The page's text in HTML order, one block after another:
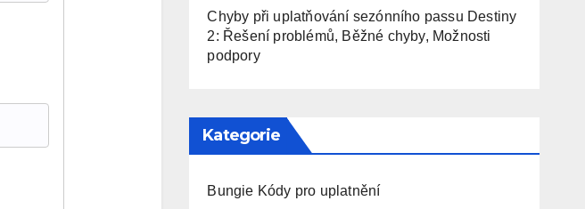
Chyby při uplatňování sezónního passu Destiny
2: Řešení problémů, Běžné chyby, Možnosti
podpory
Kategorie
Bungie Kódy pro uplatnění